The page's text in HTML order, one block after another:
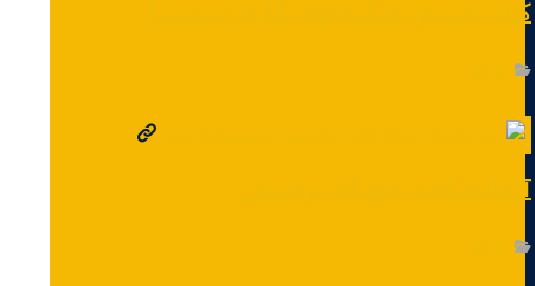
کالیبراسیون دتکتورهای گازی چیست؟
آزمایشگاه مرجع کالیبراسیون